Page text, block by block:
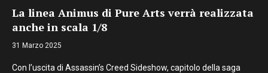
La linea Animus di Pure Arts verrà realizzata
anche in scala 1/8
31 Marzo 2025
Con l’uscita di Assassin’s Creed Sideshow, capitolo della saga